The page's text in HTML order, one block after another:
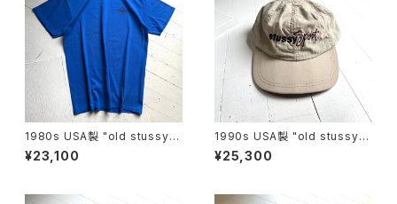
1980s USA製 "old stussy"
S/S T-shirt
¥23,100
1990s USA製 "old stussy"
cap
¥25,300